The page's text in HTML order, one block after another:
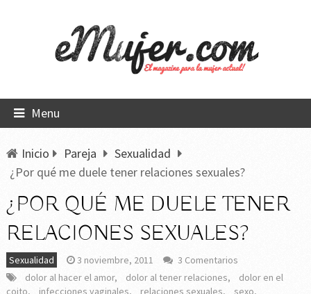
Menu
Inicio Pareja
Sexualidad
¿Por qué me duele tener relaciones sexuales?
¿POR QUÉ ME DUELE TENER
RELACIONES SEXUALES?
Sexualidad 3 noviembre, 2011
3 Comentarios
dolor al hacer el amor, dolor al tener relaciones,
dolor en el
coito, infecciones vaginales, relaciones sexuales, sexo,